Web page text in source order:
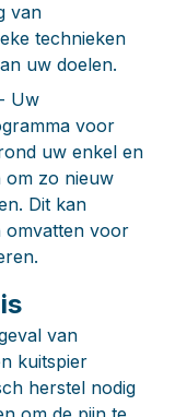
van
technieken
uw doelen.
- Uw
voor
uw enkel en
om zo nieuw
Dit kan
omvatten voor
van
kuitspier
herstel nodig